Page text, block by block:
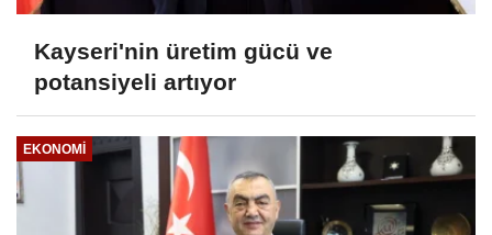
Kayseri'nin üretim gücü ve
potansiyeli artıyor
EKONOMI